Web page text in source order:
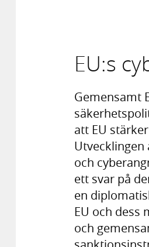
EU:s
Gemensamt
att EU
Utvecklingen
och
ett svar på
en
EU och dess
och